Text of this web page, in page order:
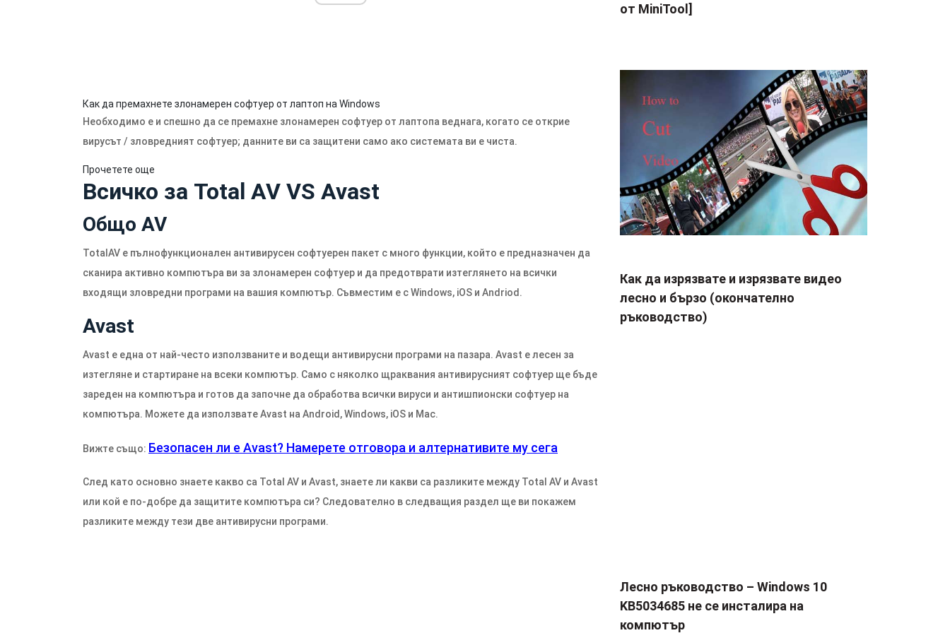
Как да премахнете злонамерен софтуер от лаптоп на Windows
Необходимо е и спешно да се премахне злонамерен софтуер от лаптопа веднага, когато се открие
вирусът / зловредният софтуер; данните ви са защитени само ако системата ви е чиста.
Прочетете още
Всичко за Total AV VS Avast
Общо AV
TotalAV е пълнофункционален антивирусен софтуерен пакет с много функции, който е предназначен да
сканира активно компютъра ви за злонамерен софтуер и да предотврати изтеглянето на всички
входящи зловредни програми на вашия компютър. Съвместим е с Windows, iOS и Andriod.
Avast
Avast е една от най-често използваните и водещи антивирусни програми на пазара. Avast е лесен за
изтегляне и стартиране на всеки компютър. Само с няколко щраквания антивирусният софтуер ще бъде
зареден на компютъра и готов да започне да обработва всички вируси и антишпионски софтуер на
компютъра. Можете да използвате Avast на Android, Windows, iOS и Mac.
Вижте също: Безопасен ли е Avast? Намерете отговора и алтернативите му сега
След като основно знаете какво са Total AV и Avast, знаете ли какви са разликите между Total AV и Avast
или кой е по-добре да защитите компютъра си? Следователно в следващия раздел ще ви покажем
разликите между тези две антивирусни програми.
от MiniTool]
Как да изрязвате и изрязвате видео
лесно и бързо (окончателно
ръководство)
Лесно ръководство – Windows 10
KB5034685 не се инсталира на
компютър